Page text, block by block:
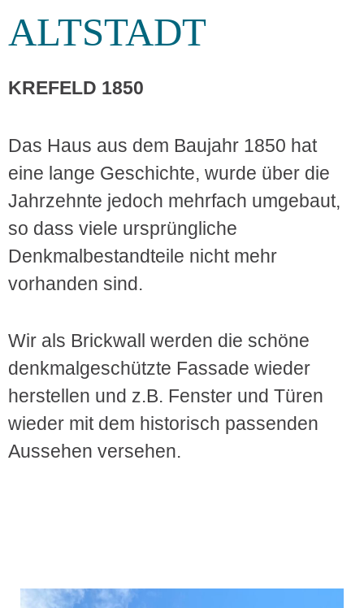
ALTSTADT
KREFELD 1850
Das Haus aus dem Baujahr 1850 hat
eine lange Geschichte, wurde über die
Jahrzehnte jedoch mehrfach umgebaut,
so dass viele ursprüngliche
Denkmalbestandteile nicht mehr
vorhanden sind.
Wir als Brickwall werden die schöne
denkmalgeschützte Fassade wieder
herstellen und z.B. Fenster und Türen
wieder mit dem historisch passenden
Aussehen versehen.